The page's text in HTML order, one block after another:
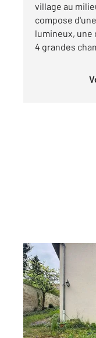
village au
compose
lumineux, une
4 grandes
VAUREAL 95
88,65 m
, 5
Ref : 2239
Maison à
285